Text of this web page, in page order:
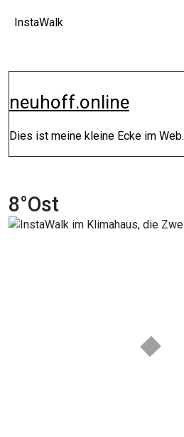
Inhalt
neuhoff.online
Dies ist meine kleine Ecke im Web.
8°Ost
InstaWalk